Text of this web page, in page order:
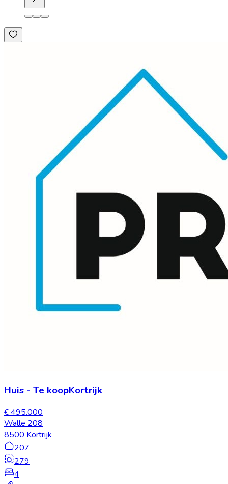
Huis - Te koopKortrijk
€ 495.000
Walle 208
8500 Kortrijk
207
279
4